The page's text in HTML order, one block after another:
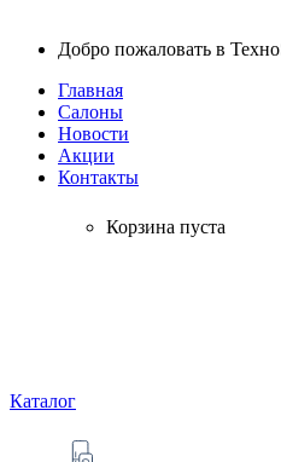
Добро пожаловать в
Главная
Салоны
Новости
Aкции
Контакты
Корзина пуста
Каталог